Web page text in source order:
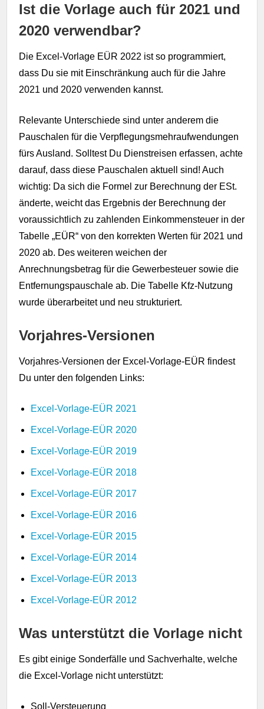
Ist die Vorlage auch für 2021 und
2020 verwendbar?
Die Excel-Vorlage EÜR 2022 ist so programmiert,
dass Du sie mit Einschränkung auch für die Jahre
2021 und 2020 verwenden kannst.
Relevante Unterschiede sind unter anderem die
Pauschalen für die Verpflegungsmehraufwendungen
fürs Ausland. Solltest Du Dienstreisen erfassen, achte
darauf, dass diese Pauschalen aktuell sind! Auch
wichtig: Da sich die Formel zur Berechnung der ESt.
änderte, weicht das Ergebnis der Berechnung der
voraussichtlich zu zahlenden Einkommensteuer in der
Tabelle „EÜR“ von den korrekten Werten für 2021 und
2020 ab. Des weiteren weichen der
Anrechnungsbetrag für die Gewerbesteuer sowie die
Entfernungspauschale ab. Die Tabelle Kfz-Nutzung
wurde überarbeitet und neu strukturiert.
Vorjahres-Versionen
Vorjahres-Versionen der Excel-Vorlage-EÜR findest
Du unter den folgenden Links:
Excel-Vorlage-EÜR 2021
Excel-Vorlage-EÜR 2020
Excel-Vorlage-EÜR 2019
Excel-Vorlage-EÜR 2018
Excel-Vorlage-EÜR 2017
Excel-Vorlage-EÜR 2016
Excel-Vorlage-EÜR 2015
Excel-Vorlage-EÜR 2014
Excel-Vorlage-EÜR 2013
Excel-Vorlage-EÜR 2012
Was unterstützt die Vorlage nicht
Es gibt einige Sonderfälle und Sachverhalte, welche
die Excel-Vorlage nicht unterstützt:
Soll-Versteuerung